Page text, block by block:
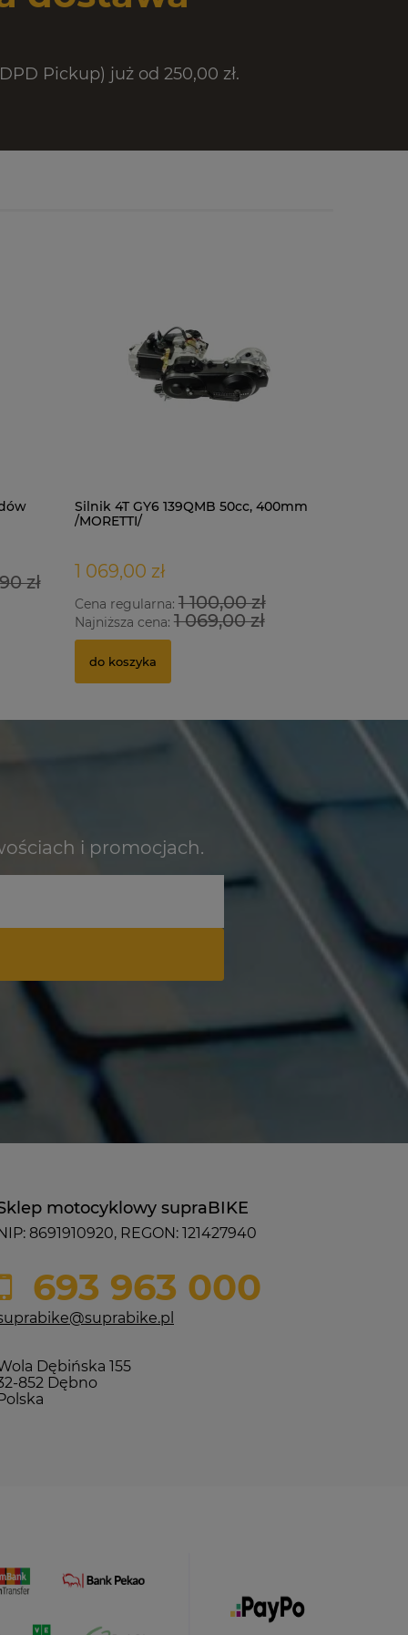
Pickup) już od 250,00 zł.
zł
Silnik 4T GY6 139QMB 50cc, 400mm
/MORETTI/
1 069,00 zł
Cena regularna: 1 100,00 zł
Najniższa cena: 1 069,00 zł
do koszyka
i promocjach.
motocyklowy supraBIKE
NIP: 8691910920, REGON: 121427940
693 963 000
Dębińska 155
852 Dębno
Polska